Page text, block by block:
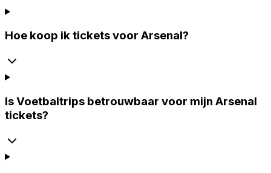
Hoe koop ik tickets voor Arsenal?
Is Voetbaltrips betrouwbaar voor mijn Arsenal
tickets?